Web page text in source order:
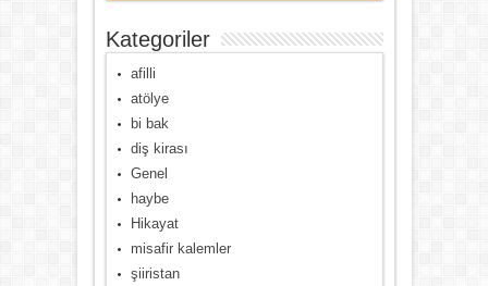
Kategoriler
afilli
atölye
bi bak
diş kirası
Genel
haybe
Hikayat
misafir kalemler
şiiristan